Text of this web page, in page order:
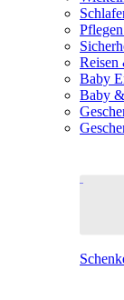
Reisen
Baby
Baby